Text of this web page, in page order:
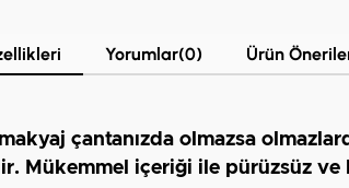
Yorumlar(0) Ürün
çantanızda olmazsa
Mükemmel içeriği ile pürüzsüz ve